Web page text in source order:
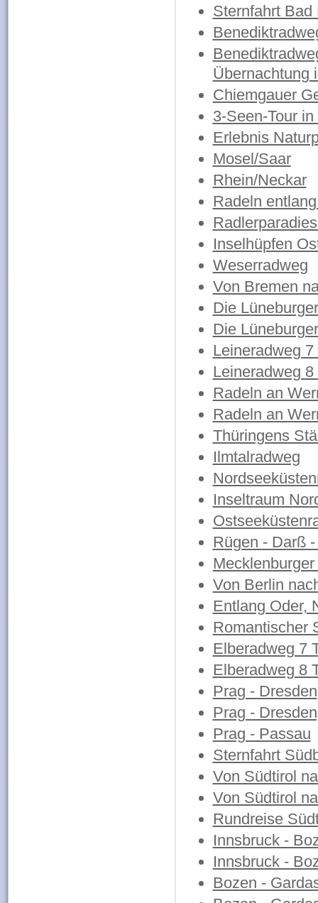
Sternfahrt Bad
Übernachtung
Chiemgauer
3-Seen-Tour
Erlebnis
Mosel/Saar
Rhein/Neckar
Radeln
Inselhüpfen
Weserradweg
Von Bremen
Die
Die
Leineradweg 7
Leineradweg 8
Radeln an
Radeln an
Thüringens
Ilmtalradweg
Inseltraum
Rügen - Darß
Von Berlin
Entlang Oder,
Romantischer
Elberadweg 7
Elberadweg 8
Prag - Dresden
Prag -
Prag - Passau
Sternfahrt
Von Südtirol
Von Südtirol
Rundreise
Innsbruck -
Innsbruck -
Bozen -